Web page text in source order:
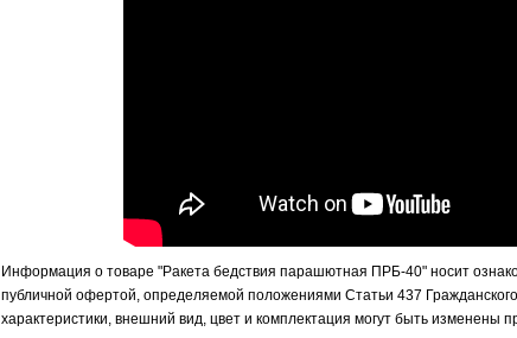
Информация о товаре "Ракета бедствия парашютная ПРБ-40" носит
публичной офертой, определяемой положениями Статьи 437
характеристики, внешний вид, цвет и комплектация могут быть изменены